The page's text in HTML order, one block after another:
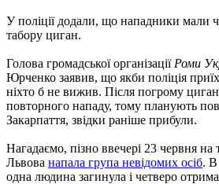
У поліції додали, що нападники мали
табору циган.
Голова громадської організації Роми
Юрченко заявив, що якби поліція
ніхто б не вижив. Після погрому
повторного нападу, тому планують
Закарпаття, звідки раніше прибули.
Нагадаємо, пізно ввечері 23 червня на
Львова напала група невідомих осіб. В
одна людина загинула і четверо